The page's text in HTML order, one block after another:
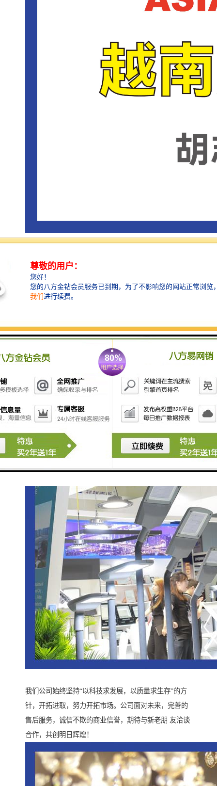
于在促进国内外贸易和技术交流合作方面，发挥桥梁和
纽带作用，并以协助企业开拓国外市场为己任,为客户提
供、高标准的化服务。
我们公司始终坚持“以科技求发展，以质量求生存”的方
针，开拓进取，努力开拓市场。公司面对未来，完善的
售后服务，诚信不欺的商业信誉，期待与新老朋 友洽谈
合作，共创明日辉煌！